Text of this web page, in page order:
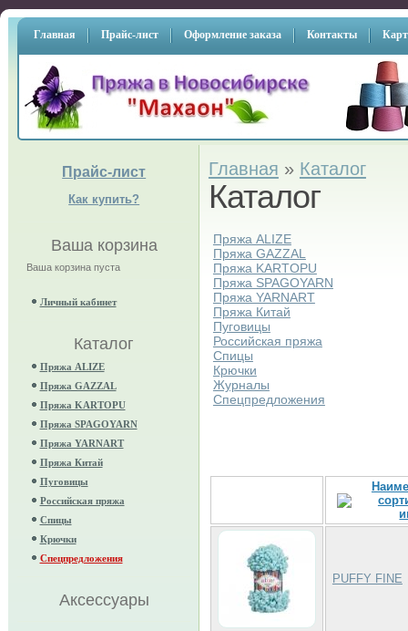
Главная Прайс-лист Оформление заказа Контакты
Прайс-лист
Как купить?
Ваша корзина
Ваша корзина пуста
Личный кабинет
Каталог
Пряжа ALIZE
Пряжа GAZZAL
Пряжа KARTOPU
Пряжа SPAGOYARN
Пряжа YARNART
Пряжа Китай
Пуговицы
Российская пряжа
Спицы
Крючки
Спецпредложения
Аксессуары
Главная » Каталог
Каталог
Пряжа ALIZE
Пряжа GAZZAL
Пряжа KARTOPU
Пряжа SPAGOYARN
Пряжа YARNART
Пряжа Китай
Пуговицы
Российская пряжа
Спицы
Крючки
Журналы
Спецпредложения
PUFFY FINE